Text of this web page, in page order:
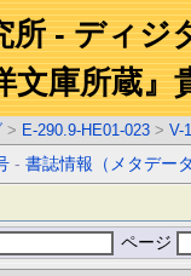
所 - ディジ
文庫所蔵』
> E-290.9-HE01-023 > V-1
-書誌情報（メタデー
ページ